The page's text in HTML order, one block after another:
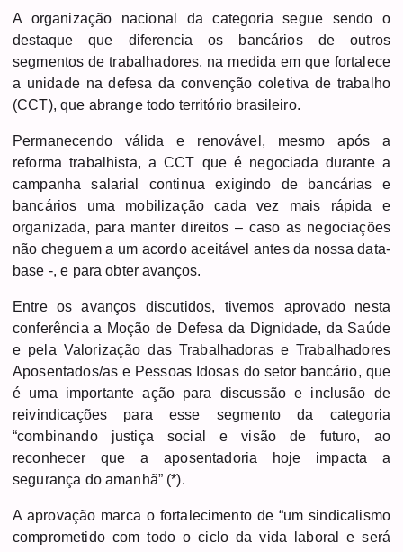
A organização nacional da categoria segue sendo o
destaque que diferencia os bancários de outros
segmentos de trabalhadores, na medida em que fortalece
a unidade na defesa da convenção coletiva de trabalho
(CCT), que abrange todo território brasileiro.
Permanecendo válida e renovável, mesmo após a
reforma trabalhista, a CCT que é negociada durante a
campanha salarial continua exigindo de bancárias e
bancários uma mobilização cada vez mais rápida e
organizada, para manter direitos – caso as negociações
não cheguem a um acordo aceitável antes da nossa data-
base -, e para obter avanços.
Entre os avanços discutidos, tivemos aprovado nesta
conferência a Moção de Defesa da Dignidade, da Saúde
e pela Valorização das Trabalhadoras e Trabalhadores
Aposentados/as e Pessoas Idosas do setor bancário, que
é uma importante ação para discussão e inclusão de
reivindicações para esse segmento da categoria
“combinando justiça social e visão de futuro, ao
reconhecer que a aposentadoria hoje impacta a
segurança do amanhã” (*).
A aprovação marca o fortalecimento de “um sindicalismo
comprometido com todo o ciclo da vida laboral e será